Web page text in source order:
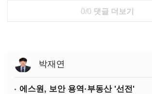
0/0 댓글 더보기
박재연
에스원, 보안 용역·부동산 '선전'